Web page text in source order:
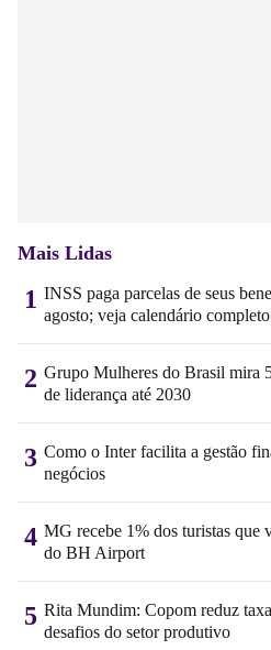
Mais Lidas
1 INSS paga parcelas de seus
agosto; veja calendário completo
2 Grupo Mulheres do Brasil mira
de liderança até 2030
3 Como o Inter facilita a gestão
negócios
4 MG recebe 1% dos turistas que
do BH Airport
5 Rita Mundim: Copom reduz
desafios do setor produtivo